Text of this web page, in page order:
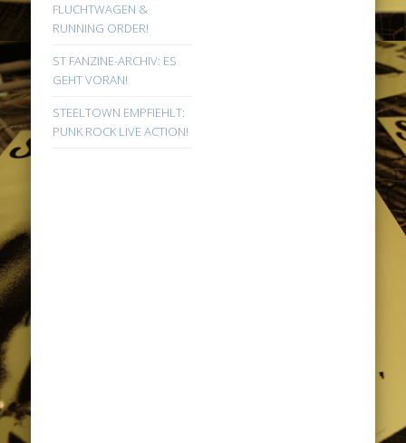
FLUCHTWAGEN &
RUNNING ORDER!
ST FANZINE-ARCHIV: ES
GEHT VORAN!
STEELTOWN EMPFIEHLT:
PUNK ROCK LIVE ACTION!